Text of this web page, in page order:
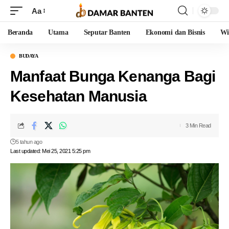
Aa
Beranda Utama Seputar Banten Ekonomi dan Bisnis
BUDAYA
Manfaat Bunga Kenanga Bagi
Kesehatan Manusia
Last updated: Mei 25, 2021 5:25 pm
5 tahun ago
3 Min Read